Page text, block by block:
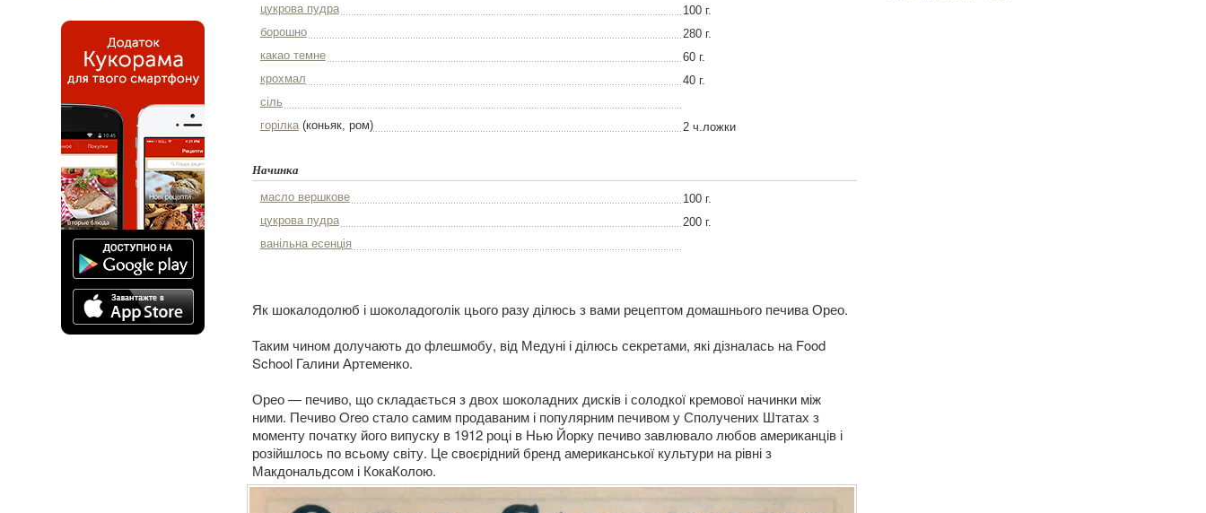
цукрова пудра
100 г.
борошно
280 г.
какао темне
60 г.
крохмал
40 г.
сіль
горілка(коньяк, ром) 2 ч.ложки
Начинка
масло вершкове
100 г.
цукрова пудра
200 г.
ванільна есенція
Як шокалодолюб і шоколадоголік цього разу ділюсь з вами рецептом домашнього печива Орео.
Таким чином долучають до флешмобу, від Медуні і ділюсь секретами, які дізналась на Food
School Галини Артеменко.
Орео — печиво, що складається з двох шоколадних дисків і солодкої кремової начинки між
ними. Печиво Oreo стало самим продаваним і популярним печивом у Сполучених Штатах з
моменту початку його випуску в 1912 році в Нью Йорку печиво завлювало любов американців і
розійшлось по всьому світу. Це своєрідний бренд американської культури на рівні з
Макдональдсом і КокаКолою.